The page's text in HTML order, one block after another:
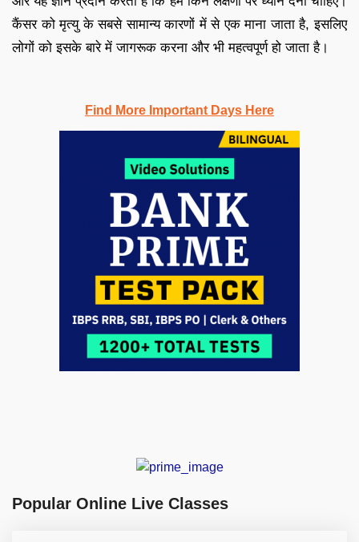
कैंसर को मृत्यु के सबसे सामान्य कारणों में से एक माना जाता है, इसलिए
लोगों को इसके बारे में जागरूक करना और भी महत्वपूर्ण हो जाता है।
Find More Important Days Here
Popular Online Live Classes